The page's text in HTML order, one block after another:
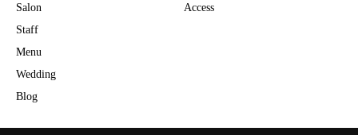
Salon
Staff
Menu
Wedding
Blog
Access